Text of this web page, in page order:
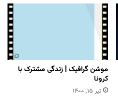
موشن گرافیک | زندگی مشترک با
کرونا
تیر ۱۵, ۱۴۰۰